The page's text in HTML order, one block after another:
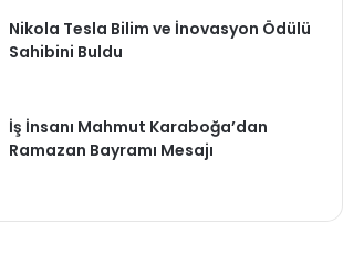
Nikola Tesla Bilim ve İnovasyon Ödülü
Sahibini Buldu
İş İnsanı Mahmut Karaboğa’dan
Ramazan Bayramı Mesajı